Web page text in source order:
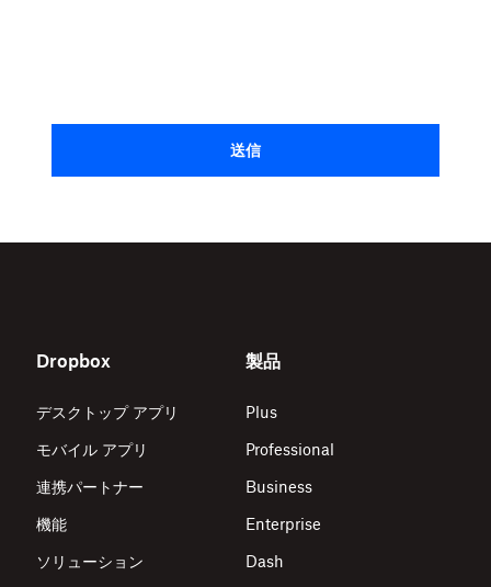
送信
Dropbox
デスクトップ アプリ
モバイル アプリ
連携パートナー
機能
ソリューション
製品
Plus
Professional
Business
Enterprise
Dash